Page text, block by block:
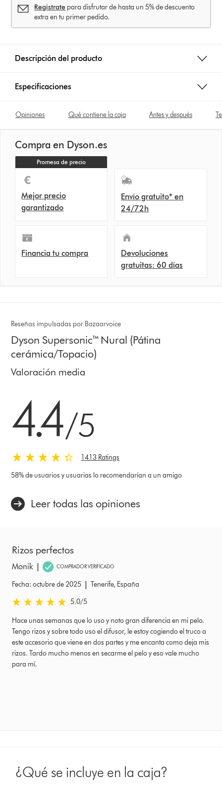
Regístrate para disfrutar de hasta un 5% de descuento
extra en tu primer pedido.
Descripción del producto
Especificaciones
Opiniones Qué contiene la caja Antes y después
Compra en Dyson.es
Promesa de precio
Mejor precio
garantizado
Envío gratuito* en
24/72h
Financia tu compra
Devoluciones
gratuitas: 60 días
Reseñas impulsadas por Bazaarvoice
Dyson Supersonic™ Nural (Pátina
cerámica/Topacio)
Valoración media
4.4/5
1413 Ratings
58% de usuarios y usuarias lo recomendarían a un amigo
Leer todas las opiniones
Rizos perfectos
Monik | COMPRADOR VERIFICADO
Fecha: octubre de 2025 | Tenerife, España
5.0 estrellas de 5 de Fecha: octubre de 2025 Ratings
5.0/5
Hace unas semanas que lo uso y noto gran diferencia en mi pelo.
Tengo rizos y sobre todo uso el difusor, le estoy cogiendo el truco a
este accesorio que viene en dos partes y me encanta como deja mis
rizos. Tardo mucho menos en secarme el pelo y eso vale mucho
para mí.
¿Qué se incluye en la caja?